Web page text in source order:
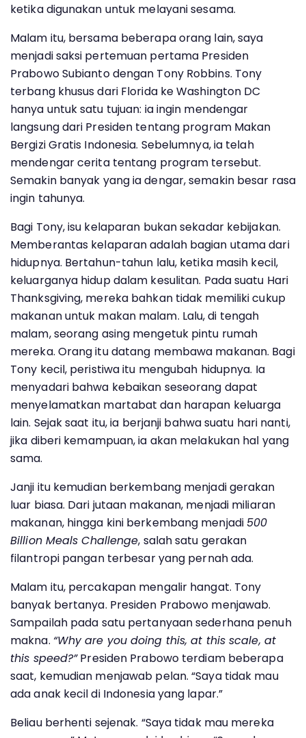
ketika digunakan untuk melayani sesama.
Malam itu, bersama beberapa orang lain, saya
menjadi saksi pertemuan pertama Presiden
Prabowo Subianto dengan Tony Robbins. Tony
terbang khusus dari Florida ke Washington DC
hanya untuk satu tujuan: ia ingin mendengar
langsung dari Presiden tentang program Makan
Bergizi Gratis Indonesia. Sebelumnya, ia telah
mendengar cerita tentang program tersebut.
Semakin banyak yang ia dengar, semakin besar rasa
ingin tahunya.
Bagi Tony, isu kelaparan bukan sekadar kebijakan.
Memberantas kelaparan adalah bagian utama dari
hidupnya. Bertahun-tahun lalu, ketika masih kecil,
keluarganya hidup dalam kesulitan. Pada suatu Hari
Thanksgiving, mereka bahkan tidak memiliki cukup
makanan untuk makan malam. Lalu, di tengah
malam, seorang asing mengetuk pintu rumah
mereka. Orang itu datang membawa makanan. Bagi
Tony kecil, peristiwa itu mengubah hidupnya. Ia
menyadari bahwa kebaikan seseorang dapat
menyelamatkan martabat dan harapan keluarga
lain. Sejak saat itu, ia berjanji bahwa suatu hari nanti,
jika diberi kemampuan, ia akan melakukan hal yang
sama.
Janji itu kemudian berkembang menjadi gerakan
luar biasa. Dari jutaan makanan, menjadi miliaran
makanan, hingga kini berkembang menjadi 500
Billion Meals Challenge, salah satu gerakan
filantropi pangan terbesar yang pernah ada.
Malam itu, percakapan mengalir hangat. Tony
banyak bertanya. Presiden Prabowo menjawab.
Sampailah pada satu pertanyaan sederhana penuh
makna. “Why are you doing this, at this scale, at
this speed?”Presiden Prabowo terdiam beberapa
saat, kemudian menjawab pelan. “Saya tidak mau
ada anak kecil di Indonesia yang lapar.”
Beliau berhenti sejenak. “Saya tidak mau mereka